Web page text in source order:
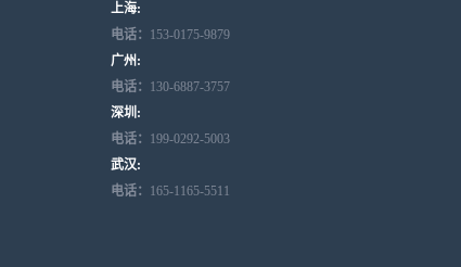
上海:
电话： 153-0175-9879
广州:
电话： 130-6887-3757
深圳:
电话： 199-0292-5003
武汉:
电话： 165-1165-5511